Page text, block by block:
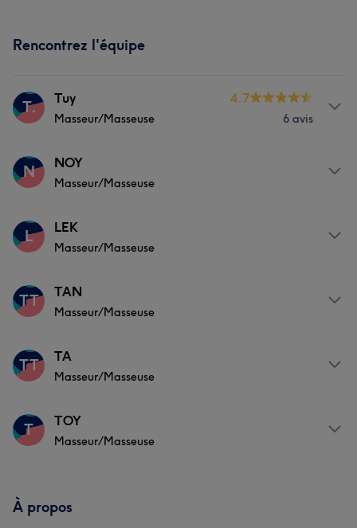
Rencontrez l'équipe
T. Tuy
Masseur/Masseuse
4.7
6 avis
Prestations
N NOY
Masseur/Masseuse
Prestations
L LEK
Masseur/Masseuse
Prestations
TT TAN
Masseur/Masseuse
Prestations
TT TA
Masseur/Masseuse
Prestations
T TOY
Masseur/Masseuse
Massage
À propos